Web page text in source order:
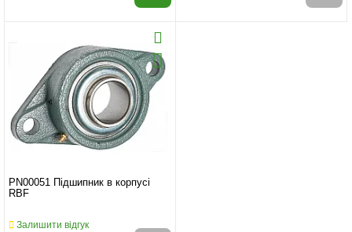
PN00051 Підшипник в корпусі
RBF
Залишити відгук